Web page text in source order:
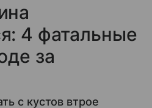
4 фатальные
за
с кустов втрое